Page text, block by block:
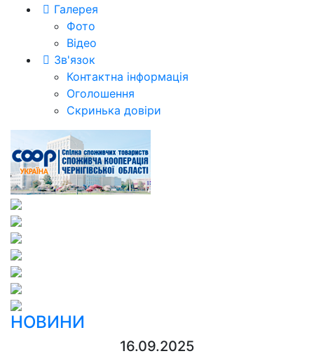
Галерея
Фото
Відео
Зв'язок
Контактна інформація
Оголошення
Скринька довіри
НОВИНИ
16.09.2025